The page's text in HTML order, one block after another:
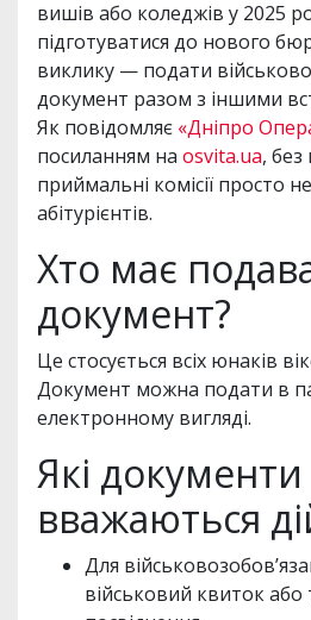
вишів або коледжів у 2025
підготуватися до нового
виклику — подати
документ разом з іншими
Як повідомляє «Дніпро
посиланням на osvita.ua,
приймальні комісії просто
абітурієнтів.
Хто має
документ?
Це стосується всіх юнаків
Документ можна подати в
електронному вигляді.
Які документи
вважаються
Для
військовий квиток або